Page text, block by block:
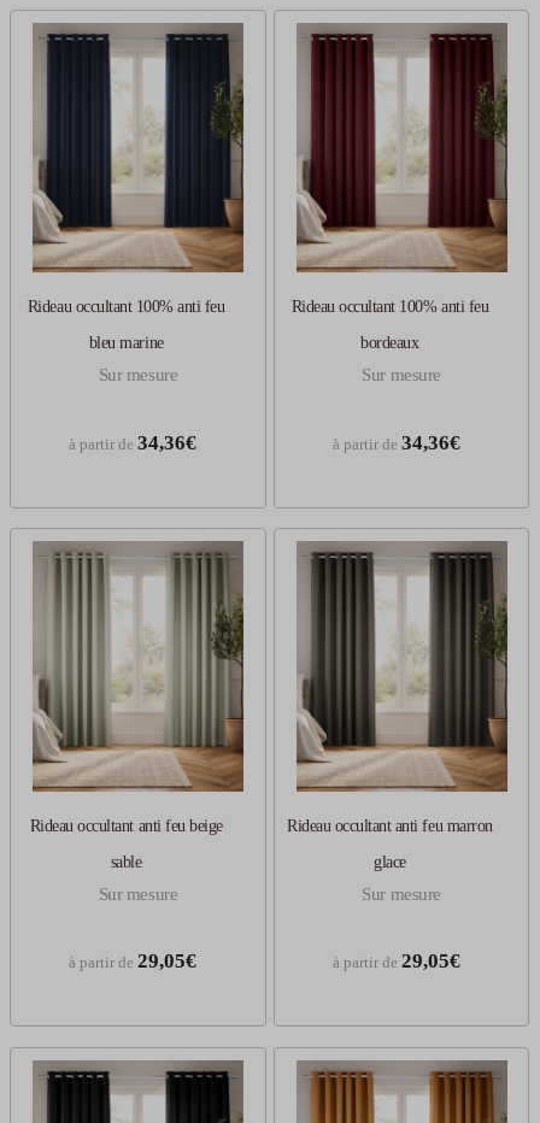
Rideau occultant 100% anti feu
bleu marine
Sur mesure
à partir de 34,36€
Rideau occultant 100% anti feu
bordeaux
Sur mesure
à partir de 34,36€
Rideau occultant anti feu beige
sable
Sur mesure
à partir de 29,05€
Rideau occultant anti feu marron
glace
Sur mesure
à partir de 29,05€